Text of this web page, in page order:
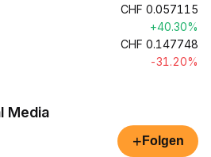
CHF 0.057115
+40.30%
CHF 0.147748
-31.20%
Media
+ Folgen